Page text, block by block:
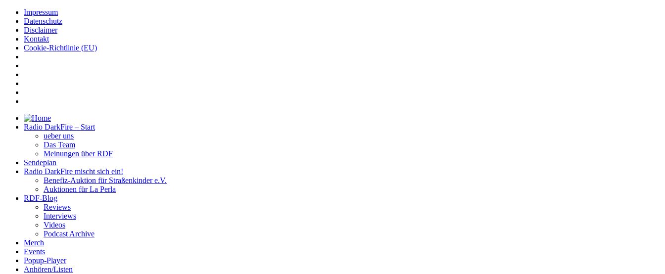
Impressum
Datenschutz
Disclaimer
Kontakt
Cookie-Richtlinie (EU)
Radio DarkFire – Start
ueber uns
Das Team
Meinungen über RDF
Sendeplan
Radio DarkFire mischt sich ein!
Benefiz-Auktion für Straßenkinder e.V.
Auktionen für La Perla
RDF-Blog
Reviews
Interviews
Videos
Podcast Archive
Merch
Events
Popup-Player
Anhören/Listen